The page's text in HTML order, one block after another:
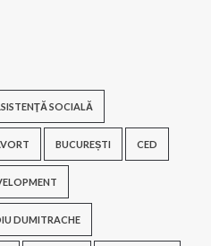
SOCIALĂ
BUCUREȘTI CED
DUMITRACHE